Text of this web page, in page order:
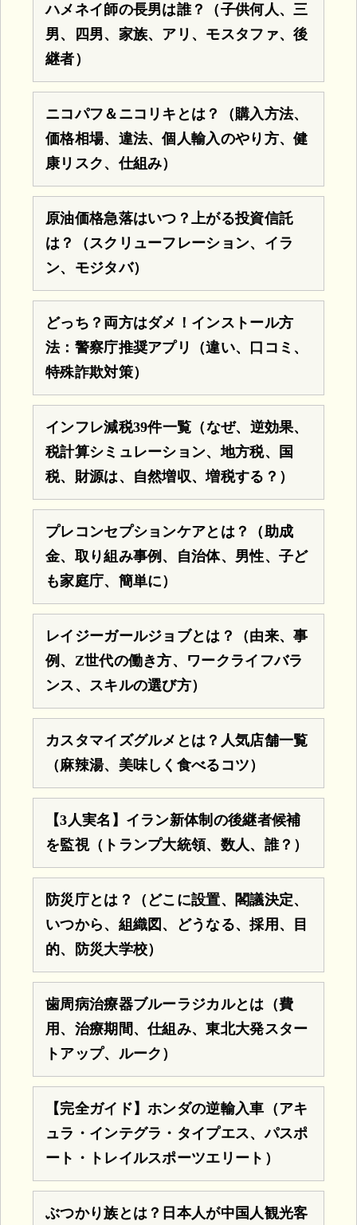
ハメネイ師の長男は誰？（子供何人、三
男、四男、家族、アリ、モスタファ、後
継者）
ニコパフ＆ニコリキとは？（購入方法、
価格相場、違法、個人輸入のやり方、健
康リスク、仕組み）
原油価格急落はいつ？上がる投資信託
は？（スクリューフレーション、イラ
ン、モジタバ）
どっち？両方はダメ！インストール方
法：警察庁推奨アプリ（違い、口コミ、
特殊詐欺対策）
インフレ減税39件一覧（なぜ、逆効果、
税計算シミュレーション、地方税、国
税、財源は、自然増収、増税する？）
プレコンセプションケアとは？（助成
金、取り組み事例、自治体、男性、子ど
も家庭庁、簡単に）
レイジーガールジョブとは？（由来、事
例、Z世代の働き方、ワークライフバラ
ンス、スキルの選び方）
カスタマイズグルメとは？人気店舗一覧
（麻辣湯、美味しく食べるコツ）
【3人実名】イラン新体制の後継者候補
を監視（トランプ大統領、数人、誰？）
防災庁とは？（どこに設置、閣議決定、
いつから、組織図、どうなる、採用、目
的、防災大学校）
歯周病治療器ブルーラジカルとは（費
用、治療期間、仕組み、東北大発スター
トアップ、ルーク）
【完全ガイド】ホンダの逆輸入車（アキ
ュラ・インテグラ・タイプエス、パスポ
ート・トレイルスポーツエリート）
ぶつかり族とは？日本人が中国人観光客